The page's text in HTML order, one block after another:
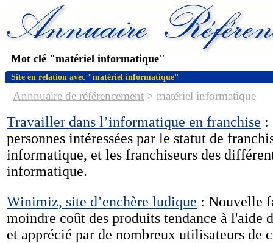
Mot clé "matériel informatique"
Site en relation avec "matériel informatique"
Annnuaire de référencement > matériel informatique
Travailler dans l’informatique en franchise :
personnes intéressées par le statut de
informatique, et les franchiseurs des
informatique.
Winimiz, site d’enchère ludique : Nouvelle
moindre coût des produits tendance à l'aide
et apprécié par de nombreux utilisateurs de